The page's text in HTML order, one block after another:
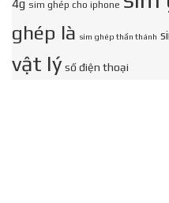
4g sim ghép cho iphone
ghép là sim ghép thần thánh
vật lý số điện thoại